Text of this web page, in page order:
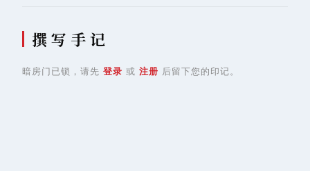
撰 写 手 记
暗房门已锁，请先 登录 或 注册 后留下您的印记。